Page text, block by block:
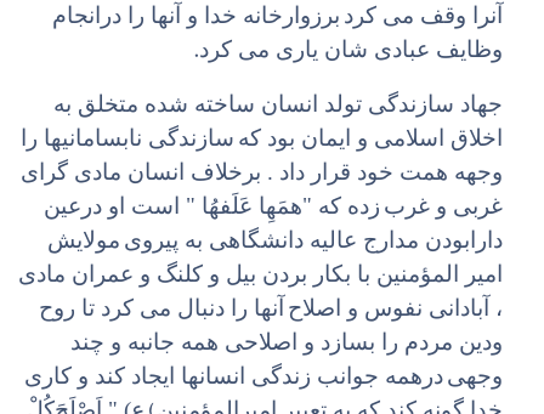
آنرا وقف می کرد برزوارخانه خدا و آنها را درانجام
وظایف عبادی شان یاری می کرد.
جهاد سازندگی تولد انسان ساخته شده متخلق به
اخلاق اسلامی و ایمان بود که سازندگی نابسامانیها را
وجهه همت خود قرار داد . برخلاف انسان مادی گرای
غربی و غرب زده که "همَهِا عَلَفهُا " است او درعین
دارابودن مدارج عالیه دانشگاهی به پیروی مولایش
امیر المؤمنین با بکار بردن بیل و کلنگ و عمران مادی
، آبادانی نفوس و اصلاح آنها را دنبال می کرد تا روح
ودین مردم را بسازد و اصلاحی همه جانبه و چند
وجهیدرهمه جوانب زندگی انسانها ایجاد کند و کاری